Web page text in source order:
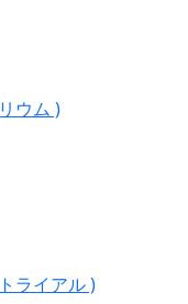
ウム )
ライアル )